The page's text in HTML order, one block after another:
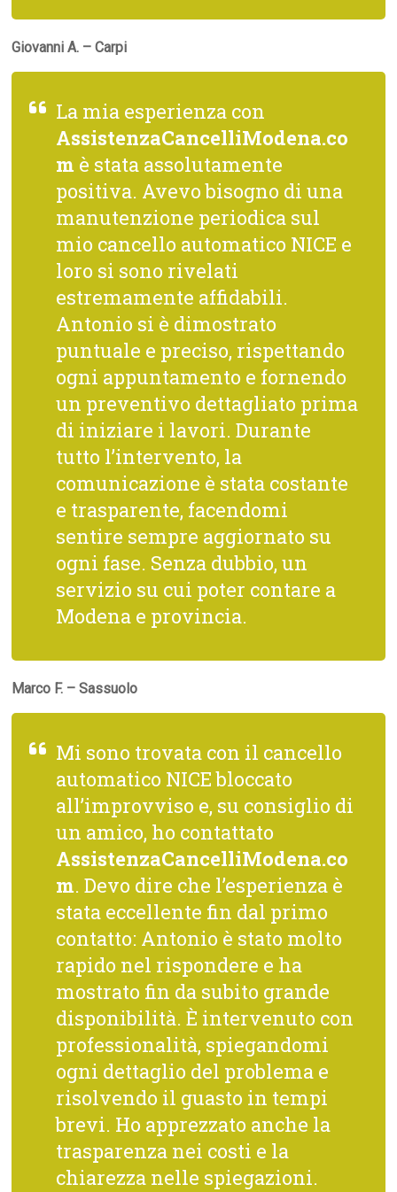
Giovanni A. – Carpi
La mia esperienza con
AssistenzaCancelliModena.co
m è stata assolutamente
positiva. Avevo bisogno di una
manutenzione periodica sul
mio cancello automatico NICE e
loro si sono rivelati
estremamente affidabili.
Antonio si è dimostrato
puntuale e preciso, rispettando
ogni appuntamento e fornendo
un preventivo dettagliato prima
di iniziare i lavori. Durante
tutto l’intervento, la
comunicazione è stata costante
e trasparente, facendomi
sentire sempre aggiornato su
ogni fase. Senza dubbio, un
servizio su cui poter contare a
Modena e provincia.
Marco F. – Sassuolo
Mi sono trovata con il cancello
automatico NICE bloccato
all’improvviso e, su consiglio di
un amico, ho contattato
AssistenzaCancelliModena.co
m. Devo dire che l’esperienza è
stata eccellente fin dal primo
contatto: Antonio è stato molto
rapido nel rispondere e ha
mostrato fin da subito grande
disponibilità. È intervenuto con
professionalità, spiegandomi
ogni dettaglio del problema e
risolvendo il guasto in tempi
brevi. Ho apprezzato anche la
trasparenza nei costi e la
chiarezza nelle spiegazioni.